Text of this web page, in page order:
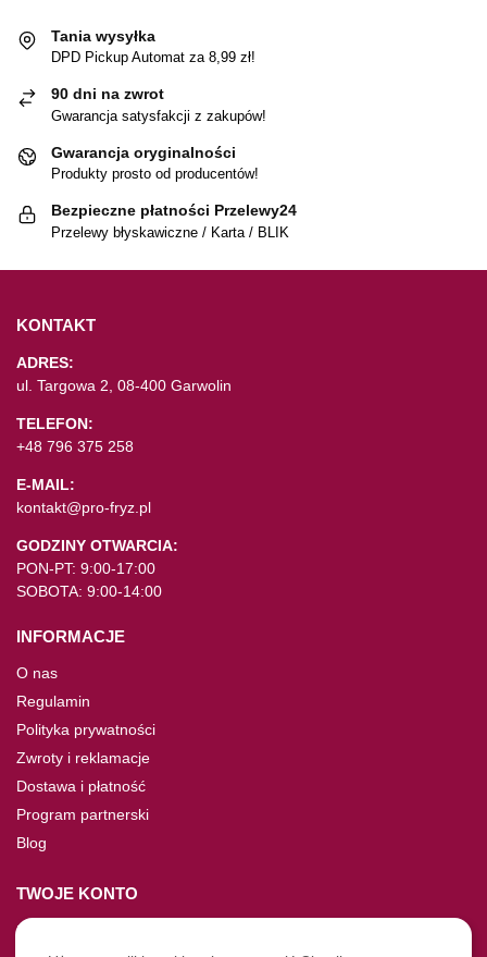
Tania wysyłka
DPD Pickup Automat za 8,99 zł!
90 dni na zwrot
Gwarancja satysfakcji z zakupów!
Gwarancja oryginalności
Produkty prosto od producentów!
Bezpieczne płatności Przelewy24
Przelewy błyskawiczne / Karta / BLIK
KONTAKT
ADRES:
ul. Targowa 2, 08-400 Garwolin
TELEFON:
+48 796 375 258
E-MAIL:
kontakt@pro-fryz.pl
GODZINY OTWARCIA:
PON-PT: 9:00-17:00
SOBOTA: 9:00-14:00
INFORMACJE
O nas
Regulamin
Polityka prywatności
Zwroty i reklamacje
Dostawa i płatność
Program partnerski
Blog
TWOJE KONTO
Moje konto